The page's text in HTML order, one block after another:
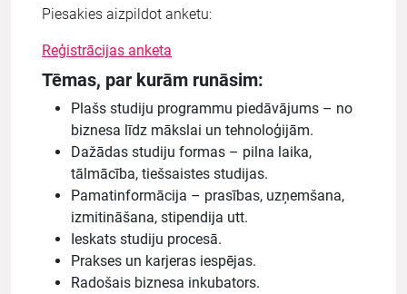
Piesakies aizpildot anketu:
Reģistrācijas anketa
Tēmas, par kurām runāsim:
Plašs studiju programmu piedāvājums – no
biznesa līdz mākslai un tehnoloģijām.
Dažādas studiju formas – pilna laika,
tālmācība, tiešsaistes studijas.
Pamatinformācija – prasības, uzņemšana,
izmitināšana, stipendija utt.
Ieskats studiju procesā.
Prakses un karjeras iespējas.
Radošais biznesa inkubators.